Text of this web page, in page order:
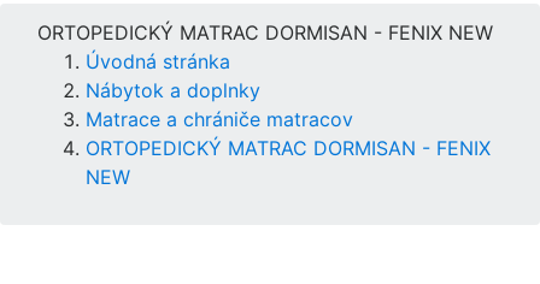
ORTOPEDICKÝ MATRAC DORMISAN - FENIX NEW
Úvodná stránka
Nábytok a doplnky
Matrace a chrániče matracov
ORTOPEDICKÝ MATRAC DORMISAN - FENIX
NEW